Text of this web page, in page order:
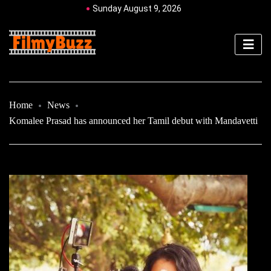
Sunday August 9, 2026
Home
News
Komalee Prasad has announced her Tamil debut with Mandavetti